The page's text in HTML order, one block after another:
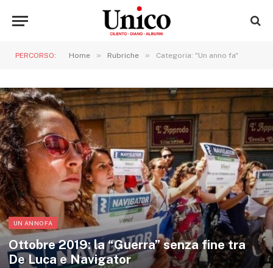
PERCORSO: Home » Rubriche » Categoria: "Un anno fa"
UN ANNO FA
Ottobre 2019: la “Guerra” senza fine tra
De Luca e Navigator